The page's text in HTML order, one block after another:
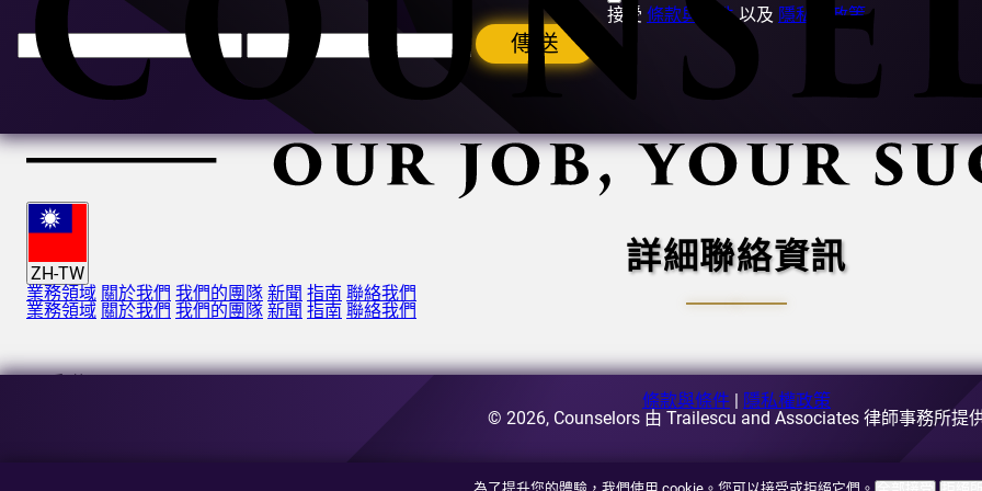
ZH-TW
業務領域 關於我們 我們的團隊 新聞 指南 聯絡我們
業務領域 關於我們 我們的團隊 新聞 指南 聯絡我們
接受 條款與條件以及 隱私權政策
傳送
詳細聯絡資訊
條款與條件 | 隱私權政策
© 2026, Counselors 由 Trailescu and Associates 律師事務所提